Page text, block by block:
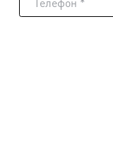
Собор